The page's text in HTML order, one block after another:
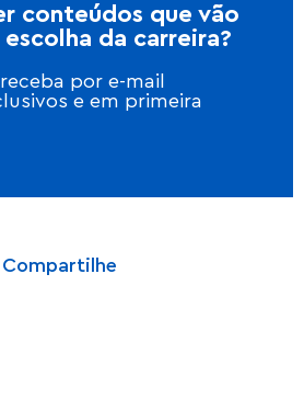
conteúdos que vão
da carreira?
por e-mail
e em primeira
Compartilhe